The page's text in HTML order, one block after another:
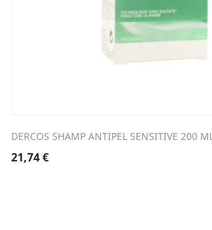
DERCOS SHAMP ANTIPEL SENSITIVE 200 ML
21,74€